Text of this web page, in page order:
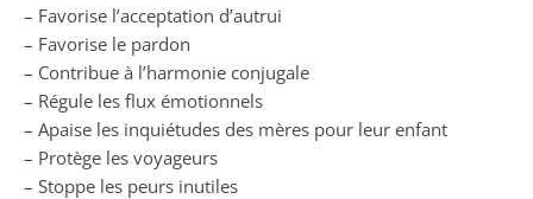
– Favorise l’acceptation d’autrui
– Favorise le pardon
– Contribue à l’harmonie conjugale
– Régule les flux émotionnels
– Apaise les inquiétudes des mères pour leur enfant
– Protège les voyageurs
– Stoppe les peurs inutiles